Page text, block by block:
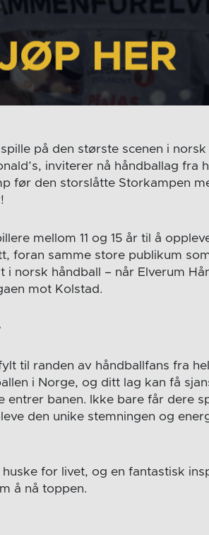
på den største scenen i norsk
inviterer nå håndballag fra
før den storslåtte Storkampen
mellom 11 og 15 år til å
foran samme store publikum
norsk håndball – når Elverum
mot Kolstad.
til randen av håndballfans fra
i Norge, og ditt lag kan få
entrer banen. Ikke bare får dere
den unike stemningen og
for livet, og en fantastisk
å nå toppen.